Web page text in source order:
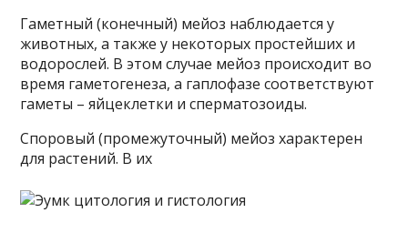
Гаметный (конечный) мейоз наблюдается у
животных, а также у некоторых простейших и
водорослей. В этом случае мейоз происходит во
время гаметогенеза, а гаплофазе соответствуют
гаметы – яйцеклетки и сперматозоиды.
Споровый (промежуточный) мейоз характерен
для растений. В их